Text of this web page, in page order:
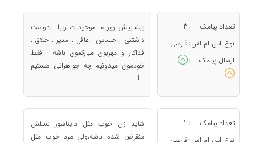
تعداد پیامک :
3
نوع اس ام اس : فارسی
ارسال پیامک
:
پیشاپیش روز ما موجودات زیبا . دوست
داشتنی . حساس . عاقل . مدیر . خلاق .
فداکار و مهربون مبارکمون باشه ! فقط
خودمون میدونیم چه جواهراتی هستیم
...!
تعداد پیامک :
2
:
شايد زن خوب مثل دايناسور نسلش
منقرض شده باشه،ولي مرد خوب مثل